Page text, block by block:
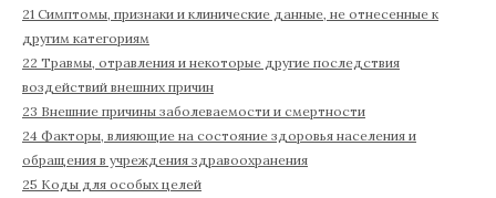
21 Симптомы, признаки и клинические данные, не отнесенные к
другим категориям
22 Травмы, отравления и некоторые другие последствия
воздействий внешних причин
23 Внешние причины заболеваемости и смертности
24 Факторы, влияющие на состояние здоровья населения и
обращения в учреждения здравоохранения
25 Коды для особых целей